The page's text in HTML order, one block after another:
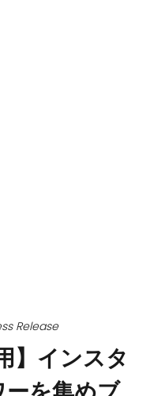
Release
】インスタ